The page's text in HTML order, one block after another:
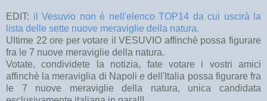
EDIT: il Vesuvio non è nell'elenco TOP14 da cui uscirà la
lista delle sette nuove meraviglie della natura.
Ultime 22 ore per votare il VESUVIO affinchè possa figurare
fra le 7 nuove meraviglie della natura.
Votate, condividete la notizia, fate votare i vostri amici
affinchè la meraviglia di Napoli e dell'Italia possa figurare fra
le 7 nuove meraviglie della natura, unica candidata